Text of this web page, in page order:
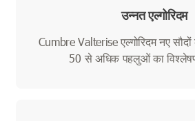
उन्नत एल्गोरिदम
Cumbre Valterise एल्गोरिदम नए
50 से अधिक पहलुओं का